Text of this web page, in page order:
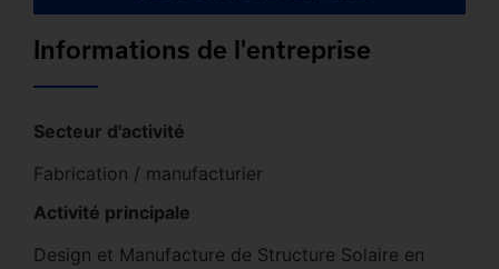
Informations de l'entreprise
Secteur d'activité
Fabrication / manufacturier
Activité principale
Design et Manufacture de Structure Solaire en